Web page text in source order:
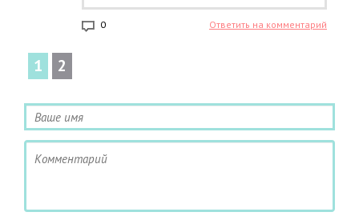
0 Ответить на комментарий
1 2